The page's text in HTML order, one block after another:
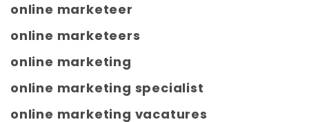
online marketeer
online marketeers
online marketing
online marketing specialist
online marketing vacatures